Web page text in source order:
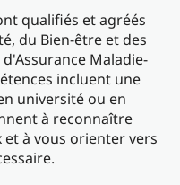
qualifiés et agréés
du Bien-être et des
Maladie-
incluent une
université ou en
à reconnaître
à vous orienter vers